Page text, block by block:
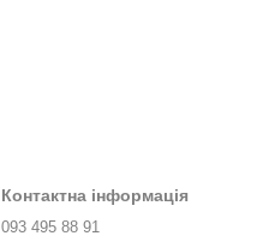
Контактна інформація
093 495 88 91